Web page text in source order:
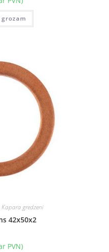
Kapara gredzeni
42x50x2
PVN)